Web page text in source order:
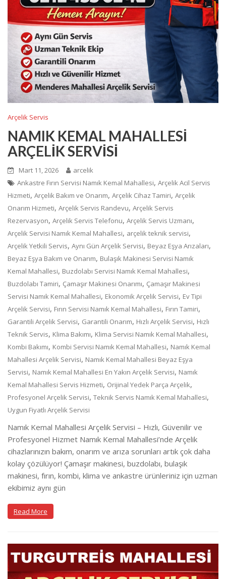
Arçelik Servis
NAMIK KEMAL MAHALLESİ
ARÇELİK SERVİSİ
Mart 11, 2026
arcelik
Ankastre Fırın Servisi Namık Kemal Mahallesi, Arçelik Acil Servis
Hizmeti, Arçelik Bakım ve Onarım, Arçelik Cihaz Tamiri, Arçelik
Onarım Hizmeti, Arçelik Servis Randevu, Arçelik Servis
Rezervasyon, Arçelik Servis Telefonu, Arçelik Servis Uzmanı,
Arçelik Servisi Namık Kemal Mahallesi, arçelik teknik servisi,
Arçelik Yetkili Servis, Aynı Gün Arçelik Servisi, Beyaz Eşya Arızaları,
Beyaz Eşya Bakım ve Onarım, Bulaşık Makinesi Servisi Namık
Kemal Mahallesi, Buzdolabı Servisi Namık Kemal Mahallesi,
Buzdolabı Tamiri, Çamaşır Makinesi Onarımı, Çamaşır Makinesi
Servisi Namık Kemal Mahallesi, Ekonomik Arçelik Servisi, Ev Tipi
Arçelik Servisi, Fırın Servisi Namık Kemal Mahallesi, Fırın Tamiri,
Garantili Arçelik Servisi, Garantili Onarım, Hızlı Arçelik Servisi, Hızlı
Teknik Servis, Klima Bakımı, Klima Servisi Namık Kemal Mahallesi,
Kombi Bakımı, Kombi Servisi Namık Kemal Mahallesi, Namık Kemal
Mahallesi Arçelik Servisi, Namık Kemal Mahallesi Beyaz Eşya
Servisi, Namık Kemal Mahallesi En Yakın Arçelik Servisi, Namık
Kemal Mahallesi Servis Hizmeti, Orijinal Yedek Parça Arçelik,
Profesyonel Arçelik Servisi, Teknik Servis Namık Kemal Mahallesi,
Uygun Fiyatlı Arçelik Servisi
Namık Kemal Mahallesi Arçelik Servisi – Hızlı, Güvenilir ve
Profesyonel Hizmet Namık Kemal Mahallesi’nde Arçelik
cihazlarınızın bakım, onarım ve arıza sorunları artık çok daha
kolay çözülüyor! Çamaşır makinesi, buzdolabı, bulaşık
makinesi, fırın, kombi, klima ve ankastre ürünleriniz için uzman
ekibimiz aynı gün
Read More